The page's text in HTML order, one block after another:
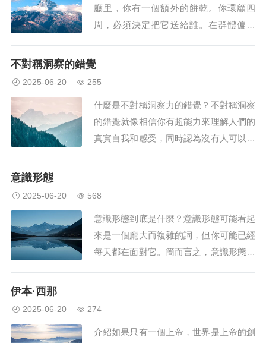
的。例子...
廳里，你有一個額外的餅乾。你環顧四
周，必須決定把它送給誰。在群體偏愛
——也許他們和你穿著同樣的運動隊球
一員;讓我們更好地對待他們。即使我們
喜歡認為我們把每個人...
不對稱洞察的錯覺
2025-06-20 255
什麼是不對稱洞察力的錯覺？不對稱洞察
的錯覺就像相信你有超能力來理解人們的
真實自我和感受，同時認為沒有人可以對
大腦走了一條捷徑，導致我們認為我們真
的很擅長弄清...
意識形態
2025-06-20 568
意識形態到底是什麼？意識形態可能看起
來是一個龐大而複雜的詞，但你可能已經
每天都在面對它。簡而言之，意識形態就
你對公平的看法、你對自然的感受，或者
伊本·西那
2025-06-20 274
介紹如果只有一個上帝，世界是上帝的創